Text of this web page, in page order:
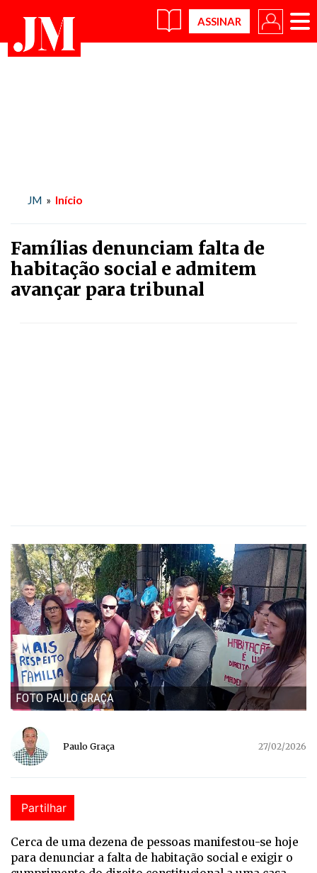
×
JM » Início
Famílias denunciam falta de
habitação social e admitem
avançar para tribunal
FOTO PAULO GRAÇA
Paulo Graça 27/02/2026
Partilhar
Cerca de uma dezena de pessoas manifestou-se hoje
para denunciar a falta de habitação social e exigir o